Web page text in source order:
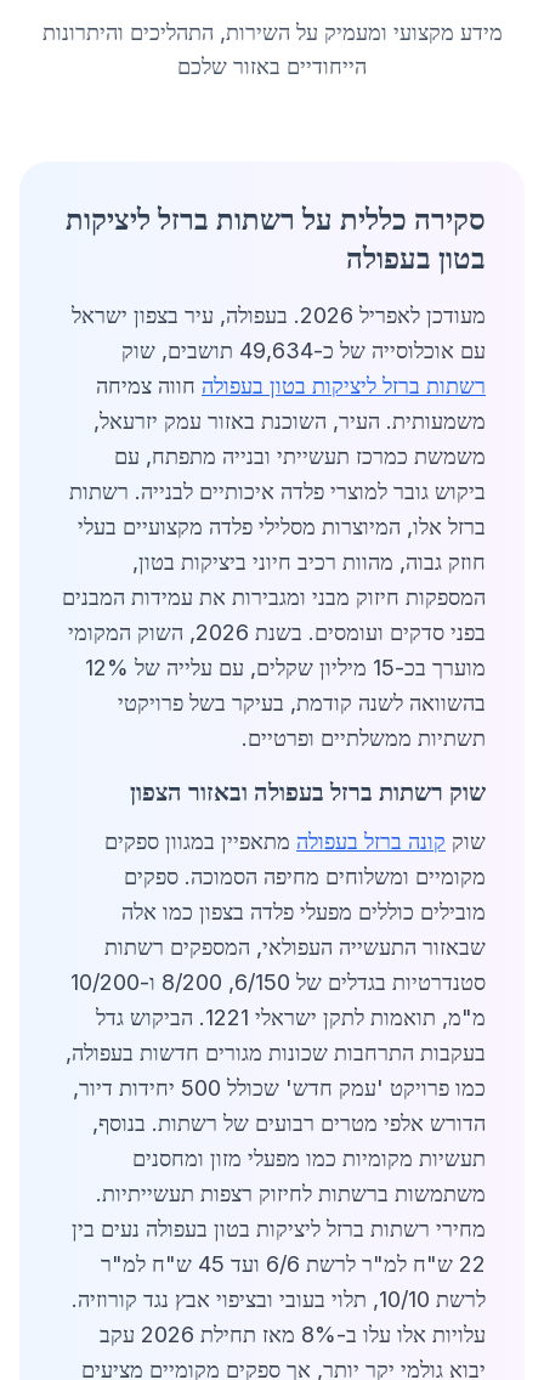
מידע מקצועי ומעמיק על השירות, התהליכים והיתרונות
הייחודיים באזור שלכם
סקירה כללית על רשתות ברזל ליציקות
בטון בעפולה
מעודכן לאפריל 2026. בעפולה, עיר בצפון ישראל
עם אוכלוסייה של כ-49,634 תושבים, שוק
רשתות ברזל ליציקות בטון בעפולה חווה צמיחה
משמעותית. העיר, השוכנת באזור עמק יזרעאל,
משמשת כמרכז תעשייתי ובנייה מתפתח, עם
ביקוש גובר למוצרי פלדה איכותיים לבנייה. רשתות
ברזל אלו, המיוצרות מסלילי פלדה מקצועיים בעלי
חוזק גבוה, מהוות רכיב חיוני ביציקות בטון,
המספקות חיזוק מבני ומגבירות את עמידות המבנים
בפני סדקים ועומסים. בשנת 2026, השוק המקומי
מוערך בכ-15 מיליון שקלים, עם עלייה של 12%
בהשוואה לשנה קודמת, בעיקר בשל פרויקטי
תשתיות ממשלתיים ופרטיים.
שוק רשתות ברזל בעפולה ובאזור הצפון
שוק קונה ברזל בעפולה מתאפיין במגוון ספקים
מקומיים ומשלוחים מחיפה הסמוכה. ספקים
מובילים כוללים מפעלי פלדה בצפון כמו אלה
שבאזור התעשייה העפולאי, המספקים רשתות
סטנדרטיות בגדלים של 6/150, 8/200 ו-10/200
מ"מ, תואמות לתקן ישראלי 1221. הביקוש גדל
בעקבות התרחבות שכונות מגורים חדשות בעפולה,
כמו פרויקט 'עמק חדש' שכולל 500 יחידות דיור,
הדורש אלפי מטרים רבועים של רשתות. בנוסף,
תעשיות מקומיות כמו מפעלי מזון ומחסנים
משתמשות ברשתות לחיזוק רצפות תעשייתיות.
מחירי רשתות ברזל ליציקות בטון בעפולה נעים בין
22 ש"ח למ"ר לרשת 6/6 ועד 45 ש"ח למ"ר
לרשת 10/10, תלוי בעובי ובציפוי אבץ נגד קורוזיה.
עלויות אלו עלו ב-8% מאז תחילת 2026 עקב
יבוא גולמי יקר יותר, אך ספקים מקומיים מציעים